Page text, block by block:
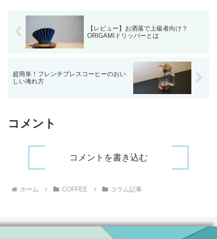
【レビュー】お洒落で上級者向け？
ORIGAMIドリッパーとは
超簡単！フレンチプレスコーヒーのおい
しい淹れ方
コメント
コメントを書き込む
ホーム COFFEE コラム記事